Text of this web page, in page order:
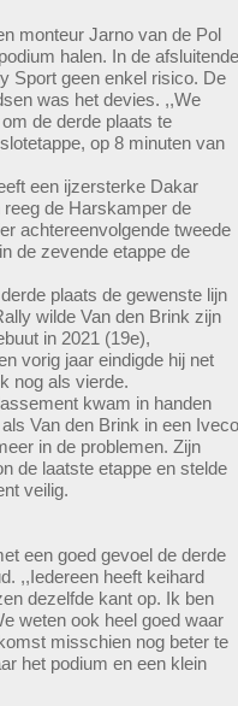
monteur Jarno van de Pol
halen. In de afsluitende
Sport geen enkel risico. De
was het devies. ,,We
de derde plaats te
op 8 minuten van
een ijzersterke Dakar
de Harskamper de
achtereenvolgende tweede
de zevende etappe de
plaats de gewenste lijn
wilde Van den Brink zijn
in 2021 (19e),
vorig jaar eindigde hij net
nog als vierde.
kwam in handen
Van den Brink in een Iveco
in de problemen. Zijn
de laatste etappe en stelde
veilig.
een goed gevoel de derde
,,Iedereen heeft keihard
dezelfde kant op. Ik ben
weten ook heel goed waar
misschien nog beter te
het podium en een klein